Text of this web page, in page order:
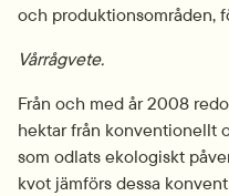
och produktionsområden,
Vårrågvete.
Från och med år 2008
hektar från konventionellt
som odlats ekologiskt
kvot jämförs dessa